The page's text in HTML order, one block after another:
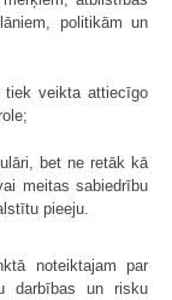
politikām un
tiek veikta attiecīgo
bet ne retāk kā
meitas sabiedrību
pieeju.
noteiktajam par
darbības un risku